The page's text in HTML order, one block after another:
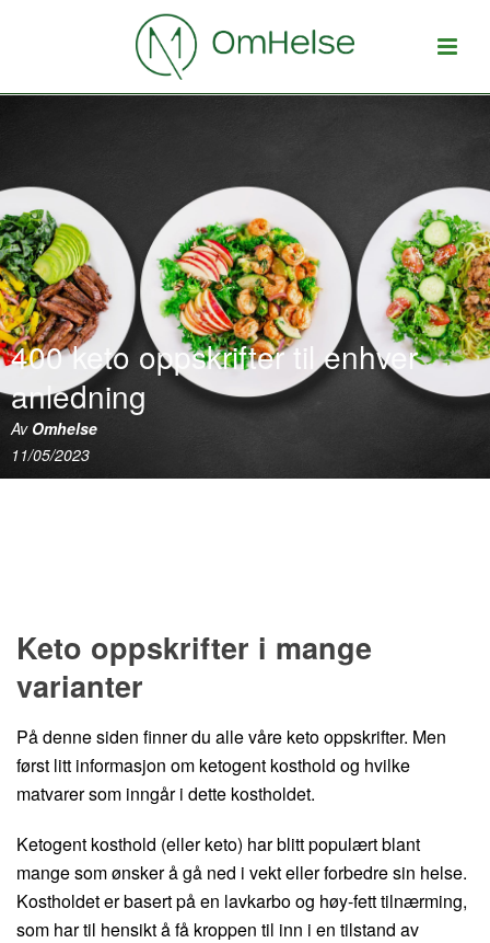
400 keto oppskrifter til enhver
anledning
Av Omhelse
11/05/2023
Keto oppskrifter i mange
varianter
På denne siden finner du alle våre keto oppskrifter. Men
først litt informasjon om ketogent kosthold og hvilke
matvarer som inngår i dette kostholdet.
Ketogent kosthold (eller keto) har blitt populært blant
mange som ønsker å gå ned i vekt eller forbedre sin helse.
Kostholdet er basert på en lavkarbo og høy-fett tilnærming,
som har til hensikt å få kroppen til inn i en tilstand av